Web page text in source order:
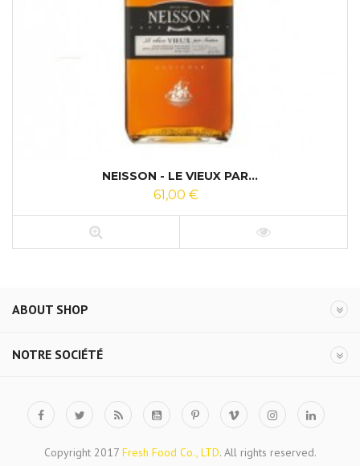
NEISSON - LE VIEUX PAR...
61,00 €
ABOUT SHOP
NOTRE SOCIÉTÉ
Copyright 2017 Fresh Food Co., LTD. All rights reserved.